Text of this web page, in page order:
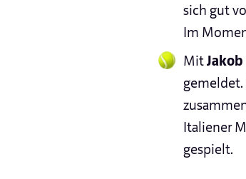
sich gut
Im
Mit
gemeldet.
Italiener
gespielt.